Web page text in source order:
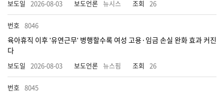
2026-08-03 뉴시스 26
8046
육아휴직 이후 '유연근무' 병행할수록 여성 고용·임금 손실 완화 효과 커진
다
2026-08-03 뉴스핌 26
8045